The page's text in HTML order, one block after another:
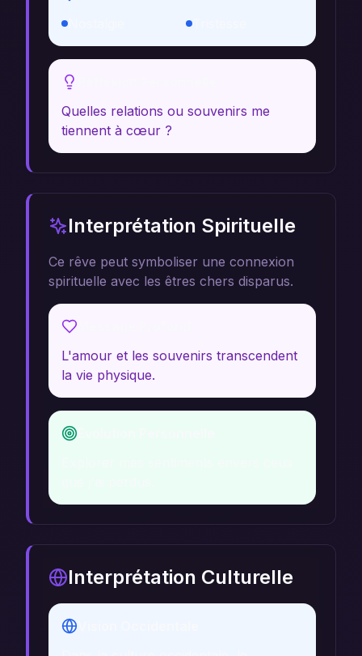
Tristesse
Quelles relations ou souvenirs me
tiennent à cœur ?
Interprétation Spirituelle
Ce rêve peut symboliser une connexion
spirituelle avec les êtres chers disparus.
L'amour et les souvenirs transcendent
la vie physique.
Interprétation Culturelle